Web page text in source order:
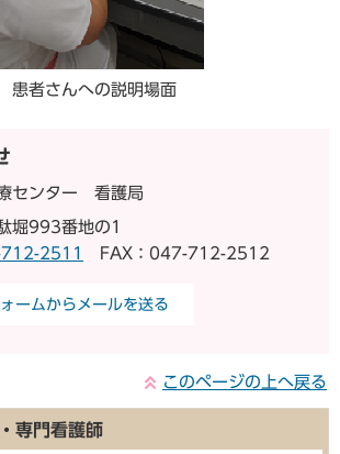
患者さんへの説明場面
センター 看護局
堀993番地の1
2511 FAX：047-712-2512
ームからメールを送る
このページの上へ戻る
専門看護師